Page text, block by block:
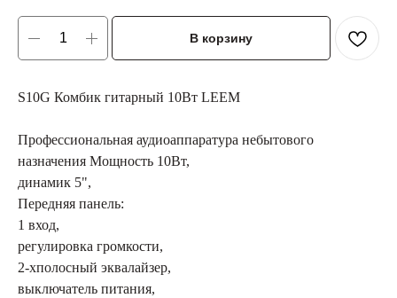
В корзину
S10G Комбик гитарный 10Вт LEEM
Профессиональная аудиоаппаратура небытового
назначения Мощность 10Вт,
динамик 5",
Передняя панель:
1 вход,
регулировка громкости,
2-хполосный эквалайзер,
выключатель питания,